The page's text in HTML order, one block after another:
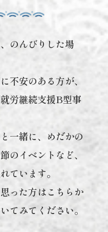
のんびりした場
不安のある方が、
労継続支援B型事
一緒に、めだかの
のイベントなど、
ています。
った方はこちらか
てみてください。